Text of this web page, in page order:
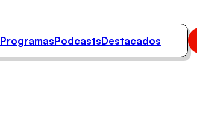
ProgramasPodcastsDestacados